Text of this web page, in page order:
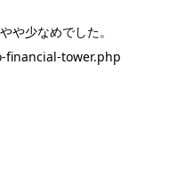
や少なめでした。
tower.php